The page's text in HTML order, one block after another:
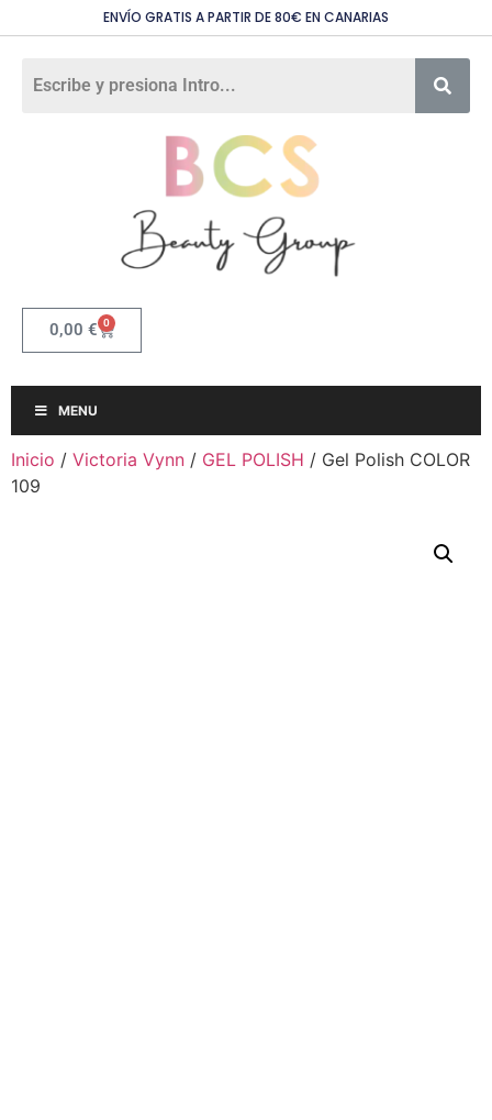
ENVÍO GRATIS A PARTIR DE 80€ EN CANARIAS
0,00 € 0
MENU
Inicio / Victoria Vynn / GEL POLISH / Gel Polish COLOR
109